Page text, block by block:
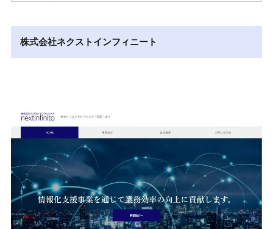
株式会社ネクストインフィニート